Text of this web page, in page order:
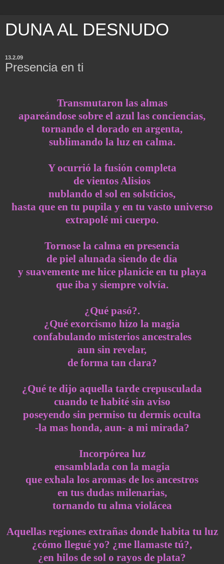
DUNA AL DESNUDO
13.2.09
Presencia en ti
Transmutaron las almas
apareándose sobre el azul las conciencias,
tornando el dorado en argenta,
sublimando la luz en calma.
Y ocurrió la fusión completa
de vientos Alisios
nublando el sol en solsticios,
hasta que en tu pupila y en tu vasto universo
extrapolé mi cuerpo.
Tornose la calma en presencia
de piel alunada siendo de día
y suavemente me hice planicie en tu playa
que iba y siempre volvía.
¿Qué pasó?.
¿Qué exorcismo hizo la magia
confabulando misterios ancestrales
aun sin revelar,
de forma tan clara?
¿Qué te dijo aquella tarde crepusculada
cuando te habité sin aviso
poseyendo sin permiso tu dermis oculta
-la mas honda, aun- a mi mirada?
Incorpórea luz
ensamblada con la magia
que exhala los aromas de los ancestros
en tus dudas milenarias,
tornando tu alma violácea
Aquellas regiones extrañas donde habita tu luz
¿cómo llegué yo? ¿me llamaste tú?,
¿en hilos de sol o rayos de plata?